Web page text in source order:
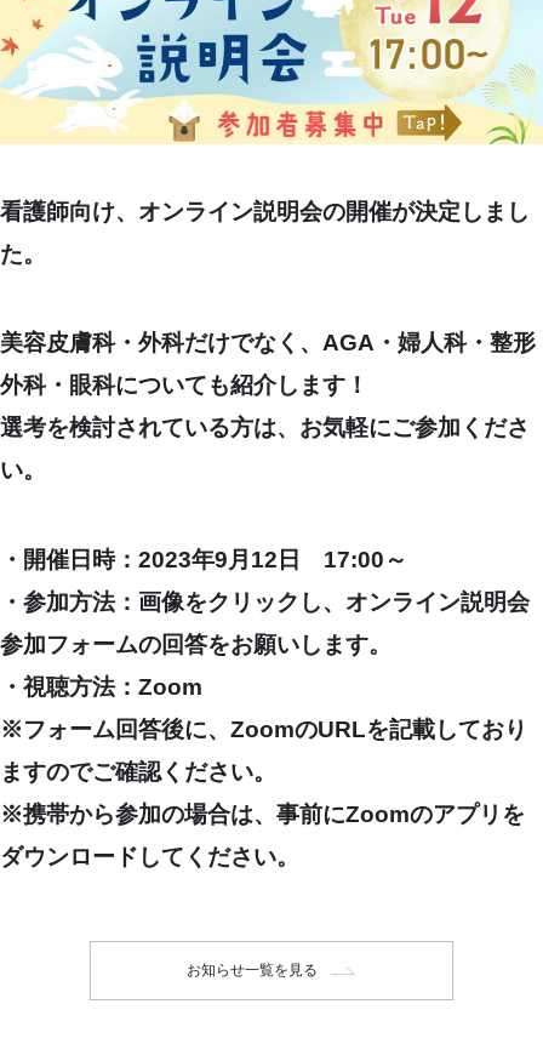
看護師向け、オンライン説明会の開催が決定しまし
た。
美容皮膚科・外科だけでなく、AGA・婦人科・整形
外科・眼科についても紹介します！
選考を検討されている方は、お気軽にご参加くださ
い。
・開催日時：2023年9月12日 17:00～
・参加方法：画像をクリックし、オンライン説明会
参加フォームの回答をお願いします。
・視聴方法：Zoom
※フォーム回答後に、ZoomのURLを記載しており
ますのでご確認ください。
※携帯から参加の場合は、事前にZoomのアプリを
ダウンロードしてください。
お知らせ一覧を見る